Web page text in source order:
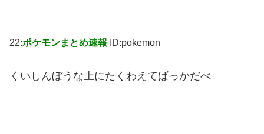
22:ポケモンまとめ速報 ID:pokemon
くいしんぼうな上にたくわえてばっかだべ